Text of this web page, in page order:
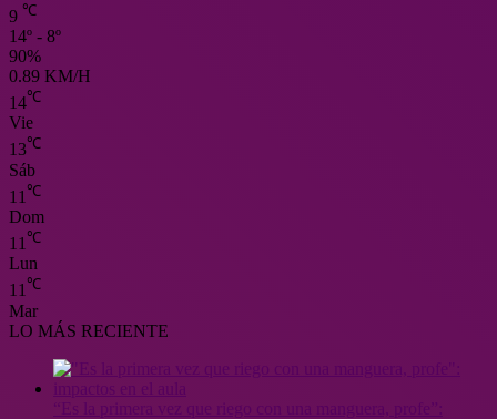
9 ℃
14º - 8º
90%
0.89 KM/H
14℃
Vie
13℃
Sáb
11 ℃
Dom
11 ℃
Lun
11℃
Mar
LO MÁS RECIENTE